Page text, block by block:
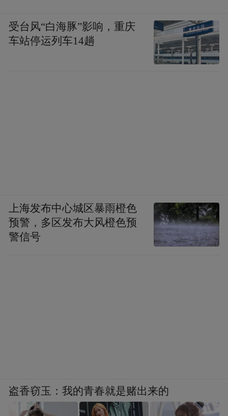
受台风“白海豚”影响，重庆
车站停运列车14趟
上海发布中心城区暴雨橙色
预警，多区发布大风橙色预
警信号
盗香窃玉：我的青春就是赌出来的